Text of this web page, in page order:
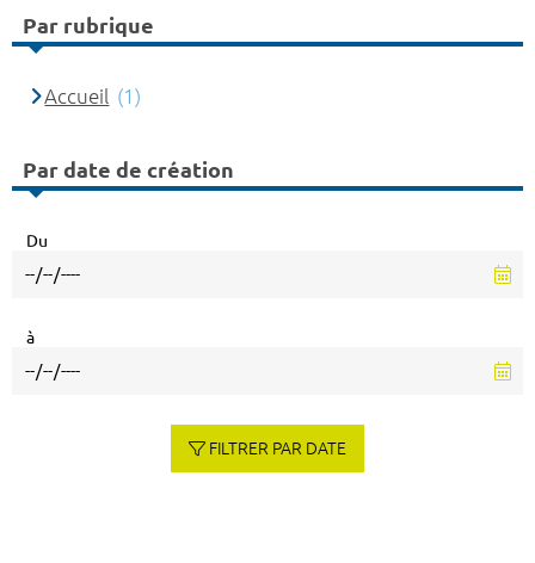
Par rubrique
Accueil (1)
Par date de création
Du
à
FILTRER PAR DATE